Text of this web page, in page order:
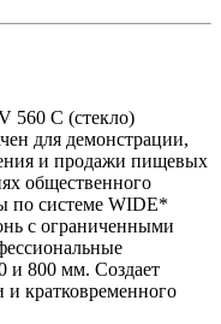
560 С (стекло)
для демонстрации,
и продажи пищевых
общественного
по системе WIDE*
с ограниченными
и 800 мм. Создает
и кратковременного